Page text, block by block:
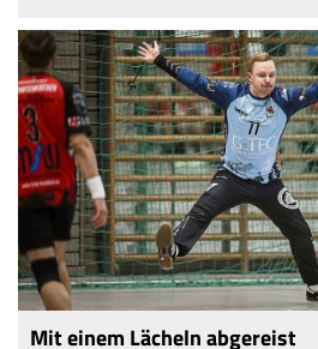
Mit einem Lächeln abgereist